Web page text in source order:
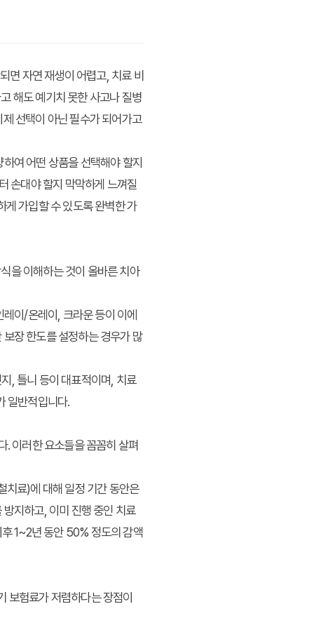
면 자연 재생이 어렵고, 치료 비
해도 예기치 못한 사고나 질병
선택이 아닌 필수가 되어가고
여 어떤 상품을 선택해야 할지
손대야 할지 막막하게 느껴질
게 가입할 수 있도록 완벽한 가
을 이해하는 것이 올바른 치아
이/온레이, 크라운 등이 이에
장 한도를 설정하는 경우가 많
, 틀니 등이 대표적이며, 치료
일반적입니다.
. 이러한 요소들을 꼼꼼히 살펴
치료)에 대해 일정 기간 동안은
지하고, 이미 진행 중인 치료
1~2년 동안 50% 정도의 감액
보험료가 저렴하다는 장점이